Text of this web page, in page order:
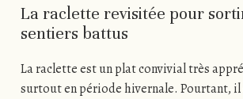
La raclette revisitée pour
sentiers battus
La raclette est un plat convivial très
surtout en période hivernale. Pourtant, il